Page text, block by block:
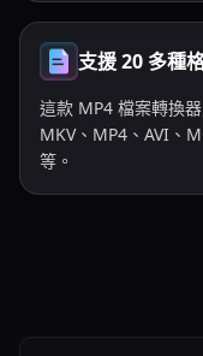
支援 20 多種
這款 MP4 檔案轉換
MKV、MP4、AVI、
等。